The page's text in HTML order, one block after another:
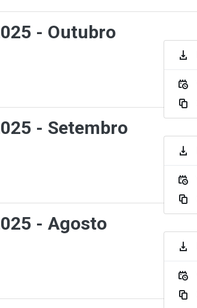
- Outubro
- Setembro
- Agosto